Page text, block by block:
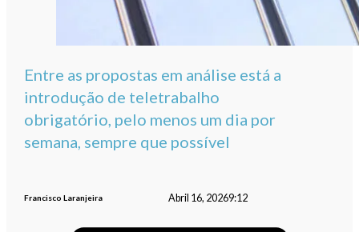
Entre as propostas em análise está a
introdução de teletrabalho
obrigatório, pelo menos um dia por
semana, sempre que possível
Francisco Laranjeira Abril 16, 20269:12